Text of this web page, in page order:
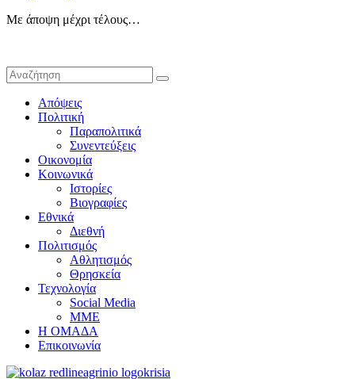
Με άποψη μέχρι τέλους…
Απόψεις
Πολιτική
Παραπολιτικά
Συνεντεύξεις
Οικονομία
Κοινωνικά
Ιστορίες
Βιογραφίες
Εθνικά
Διεθνή
Πολιτισμός
Αθλητισμός
Θρησκεία
Τεχνολογία
Social Media
ΜΜΕ
Η ΟΜΑΔΑ
Επικοινωνία